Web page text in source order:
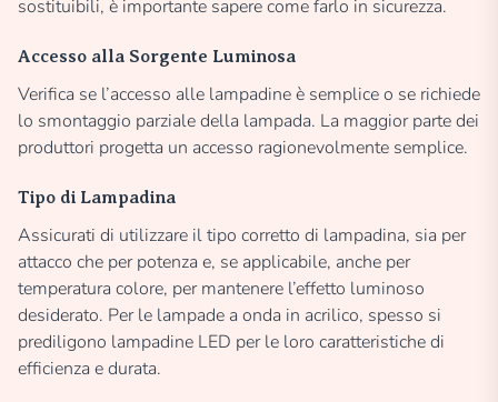
sostituibili, è importante sapere come farlo in sicurezza.
Accesso alla Sorgente Luminosa
Verifica se l’accesso alle lampadine è semplice o se richiede
lo smontaggio parziale della lampada. La maggior parte dei
produttori progetta un accesso ragionevolmente semplice.
Tipo di Lampadina
Assicurati di utilizzare il tipo corretto di lampadina, sia per
attacco che per potenza e, se applicabile, anche per
temperatura colore, per mantenere l’effetto luminoso
desiderato. Per le lampade a onda in acrilico, spesso si
prediligono lampadine LED per le loro caratteristiche di
efficienza e durata.